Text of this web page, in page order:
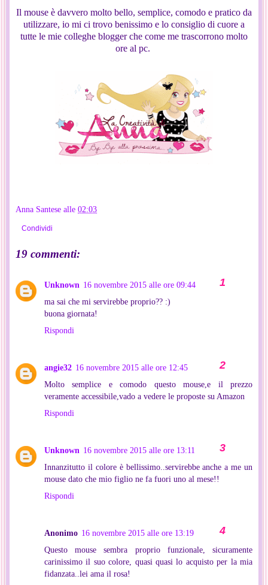
Il mouse è davvero molto bello, semplice, comodo e pratico da
utilizzare, io mi ci trovo benissimo e lo consiglio di cuore a
tutte le mie colleghe blogger che come me trascorrono molto
ore al pc.
Anna Santese alle 02:03
Condividi
19 commenti:
Unknown 16 novembre 2015 alle ore 09:44
ma sai che mi servirebbe proprio?? :)
buona giornata!
Rispondi
angie32 16 novembre 2015 alle ore 12:45
Molto semplice e comodo questo mouse,e il prezzo
veramente accessibile,vado a vedere le proposte su Amazon
Rispondi
Unknown 16 novembre 2015 alle ore 13:11
Innanzitutto il colore è bellissimo..servirebbe anche a me un
mouse dato che mio figlio ne fa fuori uno al mese!!
Rispondi
Anonimo 16 novembre 2015 alle ore 13:19
Questo mouse sembra proprio funzionale, sicuramente
carinissimo il suo colore, quasi quasi lo acquisto per la mia
fidanzata..lei ama il rosa!